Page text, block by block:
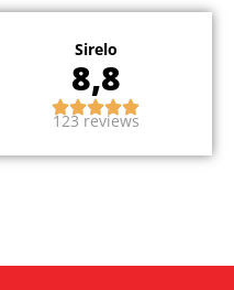
Sirelo
8,8
123 reviews